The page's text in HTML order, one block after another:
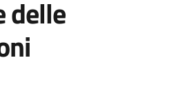
delle